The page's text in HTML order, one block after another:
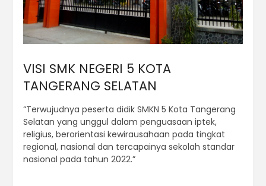
VISI SMK NEGERI 5 KOTA
TANGERANG SELATAN
“Terwujudnya peserta didik SMKN 5 Kota Tangerang
Selatan yang unggul dalam penguasaan iptek,
religius, berorientasi kewirausahaan pada tingkat
regional, nasional dan tercapainya sekolah standar
nasional pada tahun 2022.”